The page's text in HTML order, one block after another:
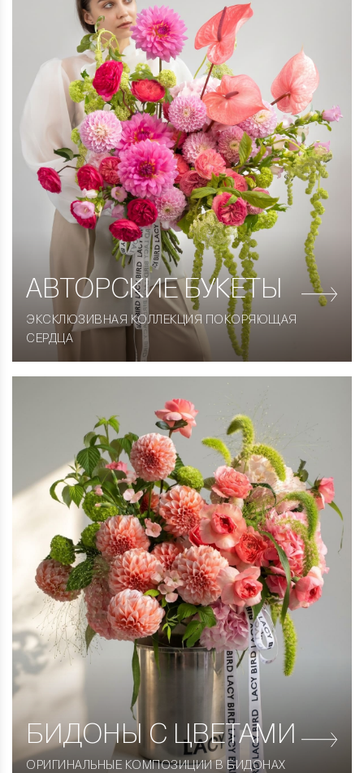
АВТОРСКИЕБУКЕТЫ
ЭКСКЛЮЗИВНАЯ КОЛЛЕКЦИЯ ПОКОРЯЮЩАЯ
СЕРДЦА
БИДОНЫ С ЦВЕТАМИ
ОРИГИНАЛЬНЫЕ КОМПОЗИЦИИ В БИДОНАХ